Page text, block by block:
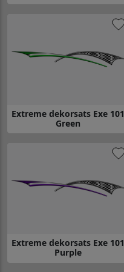
Extreme dekorsats Exe 101
Green
Extreme dekorsats Exe 101
Purple